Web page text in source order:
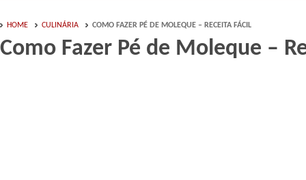
HOME CULINÁRIA COMO FAZER PÉ DE MOLEQUE – RECEITA FÁCIL
Como Fazer Pé de Moleque –